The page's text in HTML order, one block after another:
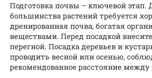
Подготовка почвы – ключевой этап.
большинства растений требуется
дренированная почва, богатая
веществами. Перед посадкой
перегной. Посадка деревьев и
проводить весной или осенью,
рекомендованное расстояние